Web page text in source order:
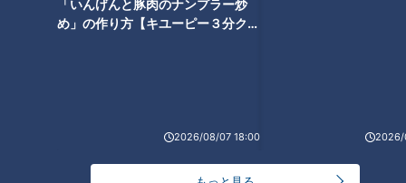
「いんげんと豚肉のナンプラー炒
め」の作り方【キユーピー３分クッ
2026/08/07 18:00 2026/
RANKING